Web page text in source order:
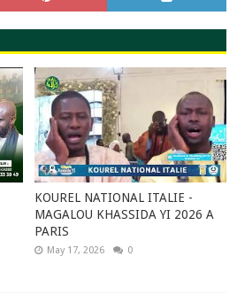
KOUREL NATIONAL ITALIE -
MAGALOU KHASSIDA YI 2026 A
PARIS
May 17, 2026 0